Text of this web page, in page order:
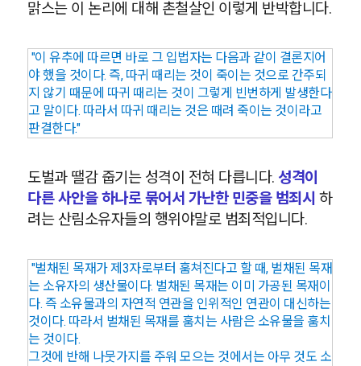
맑스는 이 논리에 대해 촌철살인 이렇게 반박합니다.
"이 유추에 따르면 바로 그 입법자는 다음과 같이 결론지어
야 했을 것이다. 즉, 따귀 때리는 것이 죽이는 것으로 간주되
지 않기 때문에 따귀 때리는 것이 그렇게 빈번하게 발생한다
고 말이다. 따라서 따귀 때리는 것은 때려 죽이는 것이라고
판결한다."
도벌과 땔감 줍기는 성격이 전혀 다릅니다. 성격이
다른 사안을 하나로 묶어서 가난한 민중을 범죄시 하
려는 산림소유자들의 행위야말로 범죄적입니다.
"벌채된 목재가 제3자로부터 훔쳐진다고 할 때, 벌채된 목재
는 소유자의 생산물이다. 벌채된 목재는 이미 가공된 목재이
다. 즉 소유물과의 자연적 연관을 인위적인 연관이 대신하는
것이다. 따라서 벌채된 목재를 훔치는 사람은 소유물을 훔치
는 것이다.
그것에 반해 나뭇가지를 주워 모으는 것에서는 아무 것도 소